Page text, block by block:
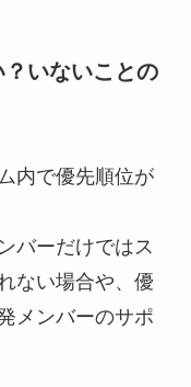
いないことの
内で優先順位が
バーだけではス
ない場合や、優
メンバーのサポ